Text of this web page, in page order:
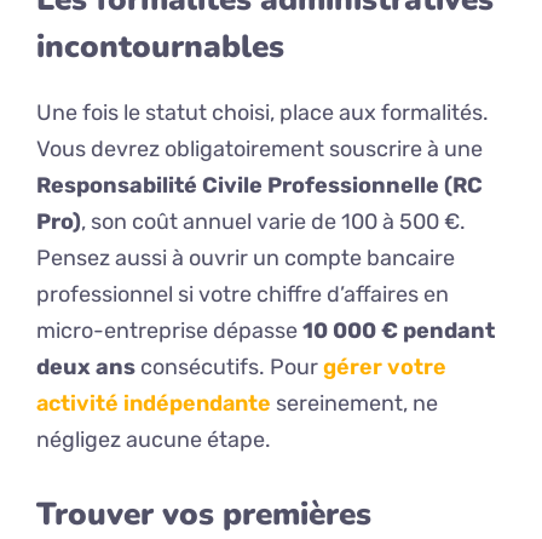
incontournables
Une fois le statut choisi, place aux formalités.
Vous devrez obligatoirement souscrire à une
Responsabilité Civile Professionnelle (RC
Pro), son coût annuel varie de 100 à 500 €.
Pensez aussi à ouvrir un compte bancaire
professionnel si votre chiffre d’affaires en
micro-entreprise dépasse10 000 € pendant
deux ans consécutifs. Pourgérer votre
activité indépendante sereinement, ne
négligez aucune étape.
Trouver vos premières